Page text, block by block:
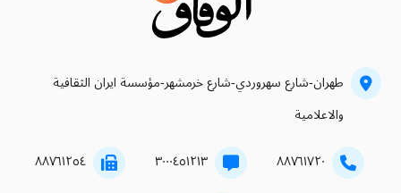
طهران-شارع سهروردي-شارع خرمشهر-مؤسسة ايران الثقافية
والاعلامية
۸۸۷٦۱۷۲۰ ۳۰۰۰٤٥۱۲۱۳ ۸۸۷٦۱۲٥٤